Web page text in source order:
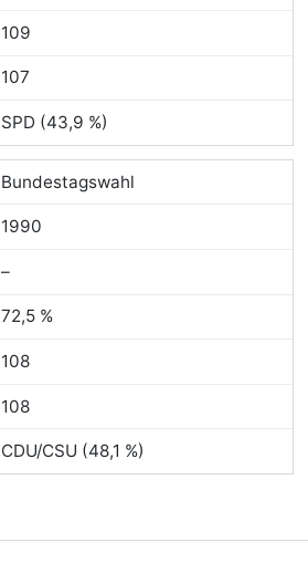
109
107
SPD (43,9 %)
Bundestagswahl
1990
–
72,5 %
108
108
CDU/CSU (48,1 %)